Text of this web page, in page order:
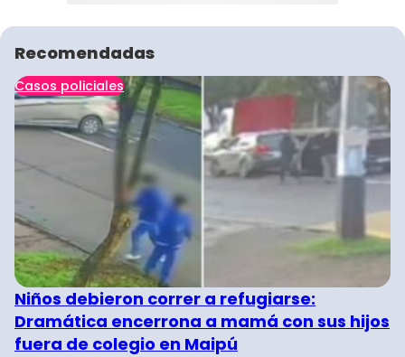
Recomendadas
Casos policiales
Niños debieron correr a refugiarse:
Dramática encerrona a mamá con sus hijos
fuera de colegio en Maipú